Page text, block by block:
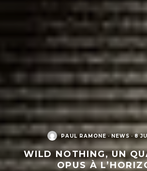
PAUL RAMONE · NEWS · 8
WILD NOTHING, UN
OPUS À